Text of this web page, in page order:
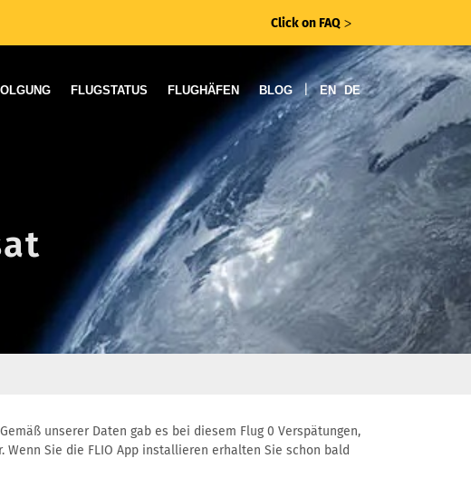
Click on FAQ ᐳ
FLUGSTATUS FLUGHÄFEN BLOG | EN DE
unserer Daten gab es bei diesem Flug 0 Verspätungen,
Sie die FLIO App installieren erhalten Sie schon bald